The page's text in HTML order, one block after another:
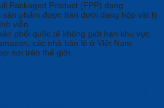
Packaged Product (FPP) dạng
sản phẩm được bán dưới dạng hộp vật lý
viễn.
phối quốc tế không giới hạn khu vực
các nhà bán lẻ ở Việt Nam.
nơi trên thế giới.